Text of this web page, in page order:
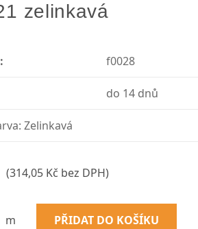
zelinkavá
f0028
do 14 dnů
Zelinkavá
(314,05 Kč bez DPH)
m PŘIDAT DO KOŠÍKU